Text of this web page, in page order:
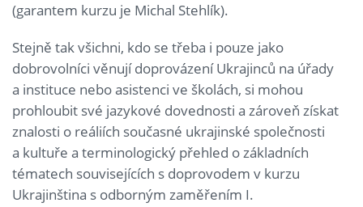
(garantem kurzu je Michal Stehlík).
Stejně tak všichni, kdo se třeba i pouze jako
dobrovolníci věnují doprovázení Ukrajinců na úřady
a instituce nebo asistenci ve školách, si mohou
prohloubit své jazykové dovednosti a zároveň získat
znalosti o reáliích současné ukrajinské společnosti
a kultuře a terminologický přehled o základních
tématech souvisejících s doprovodem v kurzu
Ukrajinština s odborným zaměřením I.